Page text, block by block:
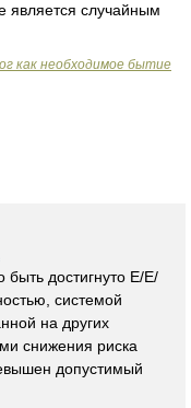
является случайным
как необходимое бытие
достигнуто Е/Е/
системой
на других
снижения риска
допустимый